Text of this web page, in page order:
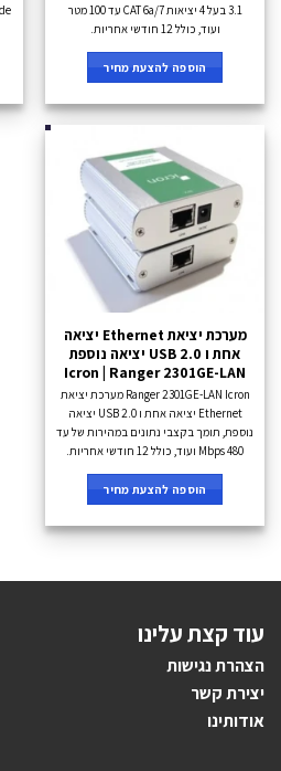
3.1 בעל 4 יציאות CAT 6a/7 עד 100 מטר
ועוד, כולל 12 חודשי אחריות.
הוספה להצעת מחיר
מערכת יציאת Ethernet יציאה
אחת ו USB 2.0 יציאה נוספת
Icron | Ranger 2301GE-LAN
Ranger 2301GE-LAN Icron מערכת יציאת
Ethernet יציאה אחת ו USB 2.0 יציאה
נוספת, תומך בקצבי נתונים במהירות של עד
480 Mbps ועוד, כולל 12 חודשי אחריות.
הוספה להצעת מחיר
עוד קצת עלינו
הצהרת נגישות
יצירת קשר
אודותינו